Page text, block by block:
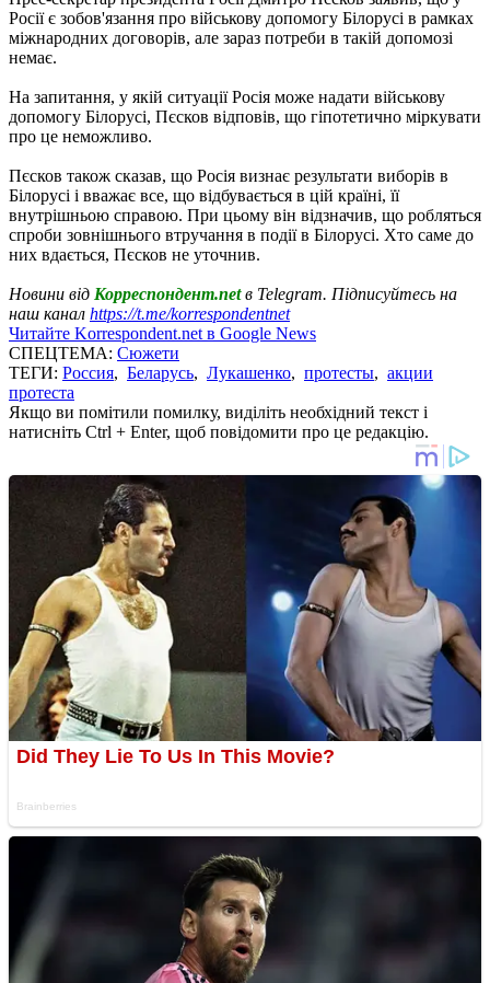
Росії є зобов'язання про військову допомогу Білорусі в рамках
міжнародних договорів, але зараз потреби в такій допомозі
немає.
На запитання, у якій ситуації Росія може надати військову
допомогу Білорусі, Пєсков відповів, що гіпотетично міркувати
про це неможливо.
Пєсков також сказав, що Росія визнає результати виборів в
Білорусі і вважає все, що відбувається в цій країні, її
внутрішньою справою. При цьому він відзначив, що робляться
спроби зовнішнього втручання в події в Білорусі. Хто саме до
них вдається, Пєсков не уточнив.
Новини від Корреспондент.netв Telegram. Підписуйтесь на
наш канал https://t.me/korrespondentnet
Читайте Korrespondent.net в Google News
СПЕЦТЕМА: Сюжети
ТЕГИ: Россия, Беларусь, Лукашенко, протесты, акции
протеста
Якщо ви помітили помилку, виділіть необхідний текст і
натисніть Ctrl + Enter, щоб повідомити про це редакцію.